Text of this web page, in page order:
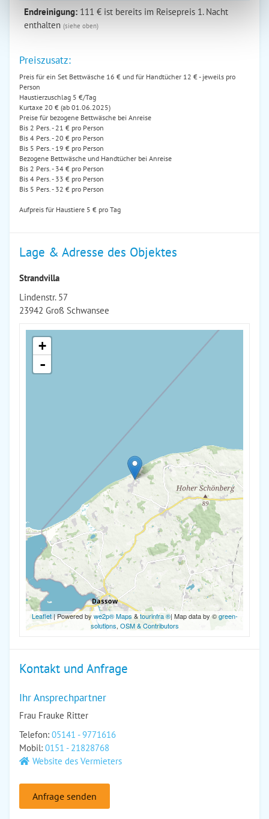
Endreinigung: 111 € ist bereits im Reisepreis 1. Nacht
enthalten (siehe oben)
Preiszusatz:
Preis für ein Set Bettwäsche 16 € und für Handtücher 12 € - jeweils pro
Person
Haustierzuschlag 5 €/Tag
Kurtaxe 20 € (ab 01.06.2025)
Preise für bezogene Bettwäsche bei Anreise
Bis 2 Pers. - 21 € pro Person
Bis 4 Pers. - 20 € pro Person
Bis 5 Pers. - 19 € pro Person
Bezogene Bettwäsche und Handtücher bei Anreise
Bis 2 Pers. - 34 € pro Person
Bis 4 Pers. - 33 € pro Person
Bis 5 Pers. - 32 € pro Person
Aufpreis für Haustiere 5 € pro Tag
Lage & Adresse des Objektes
Strandvilla
Lindenstr. 57
23942 Groß Schwansee
+
-
Leaflet| Powered bywe2p® Maps &tourinfra ®| Map data by ©green-
solutions, OSM & Contributors
Kontakt und Anfrage
Ihr Ansprechpartner
Frau Frauke Ritter
Telefon: 05141 - 9771616
Mobil: 0151 - 21828768
Website des Vermieters
Anfrage senden